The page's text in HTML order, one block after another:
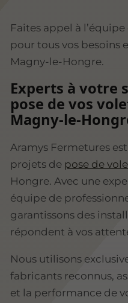
Faites appel à
pour tous vos besoins
Magny-le-Hongre.
Experts à votre
pose de vos
Magny-le-
Aramys Fermetures
projets de pose de
Hongre. Avec une
équipe de
garantissons des
répondent à vos
Nous utilisons
fabricants reconnus,
et la performance de